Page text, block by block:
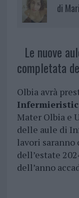
di
Le nuove
completata
Olbia avrà
Mater Olbia e
delle aule di
lavori
dell’estate
dell’anno